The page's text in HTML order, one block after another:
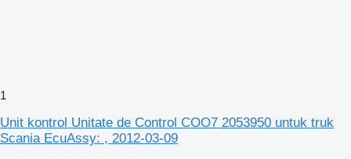
1
Unit kontrol Unitate de Control COO7 2053950 untuk truk
Scania EcuAssy: , 2012-03-09